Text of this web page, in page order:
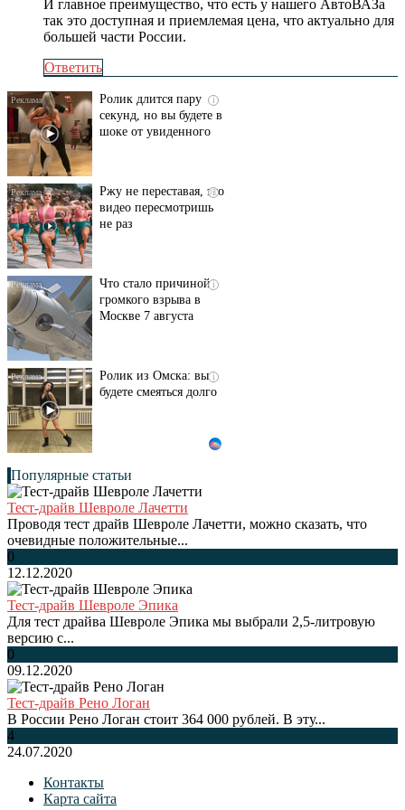
И главное преимущество, что есть у нашего АвтоВАЗа
так это доступная и приемлемая цена, что актуально для
большей части России.
Ответить
i
Ролик длится пару
секунд, но вы будете в
шоке от увиденного
i
Ржу не переставая, это
видео пересмотришь
не раз
i
Что стало причиной
громкого взрыва в
Москве 7 августа
i
Ролик из Омска: вы
будете смеяться долго
Популярные статьи
Тест-драйв Шевроле Лачетти
Проводя тест драйв Шевроле Лачетти, можно сказать, что
очевидные положительные...
0
12.12.2020
Тест-драйв Шевроле Эпика
Для тест драйва Шевроле Эпика мы выбрали 2,5-литровую
версию с...
0
09.12.2020
Тест-драйв Рено Логан
В России Рено Логан стоит 364 000 рублей. В эту...
4
24.07.2020
Контакты
Карта сайта